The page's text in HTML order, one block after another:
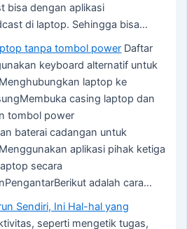
bisa dengan aplikasi
di laptop. Sehingga bisa…
tanpa tombol power Daftar
keyboard alternatif untuk
laptop ke
casing laptop dan
tombol power
baterai cadangan untuk
aplikasi pihak ketiga
secara
adalah cara…
Sendiri, Ini Hal-hal yang
seperti mengetik tugas,